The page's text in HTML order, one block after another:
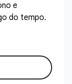
e
do tempo.